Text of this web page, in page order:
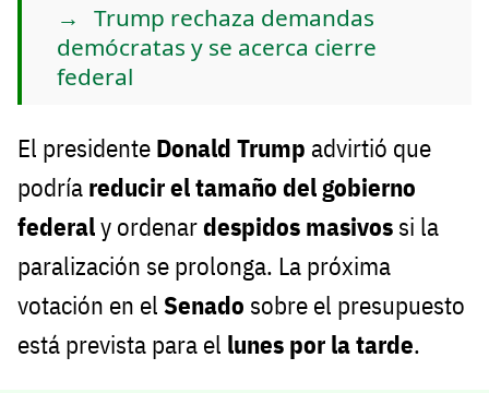
Trump rechaza demandas
demócratas y se acerca cierre
federal
El presidente Donald Trump advirtió que
podría reducir el tamaño del gobierno
federaly ordenardespidos masivos si la
paralización se prolonga. La próxima
votación en el Senado sobre el presupuesto
está prevista para el lunes por la tarde.